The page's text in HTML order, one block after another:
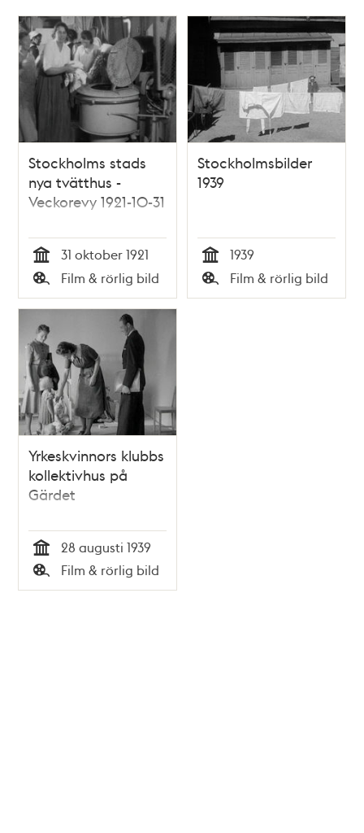
Stockholms stads
nya tvätthus -
Veckorevy 1921-10-31
Tid
31 oktober 1921
Typ
Film & rörlig bild
Stockholmsbilder
1939
Tid
1939
Typ
Film & rörlig bild
Yrkeskvinnors klubbs
kollektivhus på
Gärdet
Tid
28 augusti 1939
Typ
Film & rörlig bild